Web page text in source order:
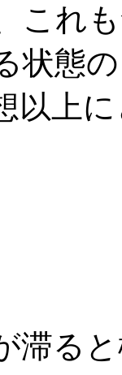
これ
状態
以上
滞る